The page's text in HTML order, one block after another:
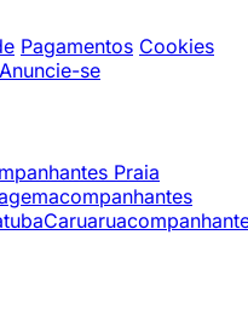
Pagamentos Cookies
Anuncie-se
Praia
acompanhantes
Caruaru